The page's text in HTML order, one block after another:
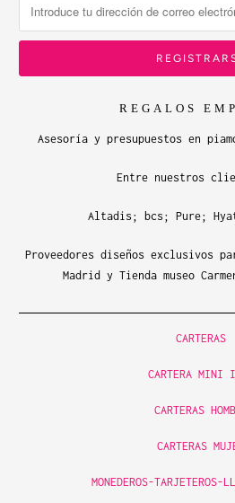
REGALOS
Asesoría y presupuestos en
Entre nuestros
Altadis; bcs; Pure;
Proveedores diseños exclusivos
Madrid y Tienda museo
CARTERAS
CARTERA MINI
CARTERAS
CARTERAS
MONEDEROS-TARJETEROS-